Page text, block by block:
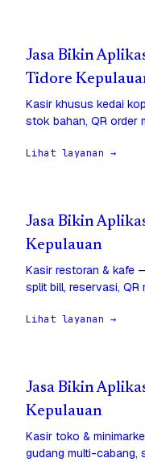
Jasa Bikin
Tidore
Kasir khusus kedai
stok bahan, QR order
Lihat layanan →
Jasa Bikin
Kepulauan
Kasir restoran & kafe
split bill, reservasi, QR
Lihat layanan →
Jasa Bikin
Kepulauan
Kasir toko &
gudang multi-cabang,